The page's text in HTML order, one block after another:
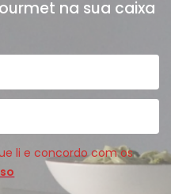
na sua caixa
li e concordo com os